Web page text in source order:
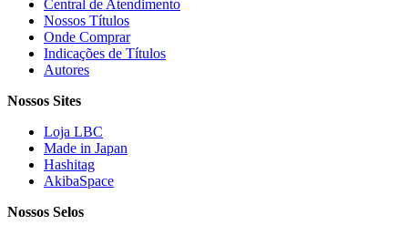
Central de Atendimento
Nossos Títulos
Onde Comprar
Indicações de Títulos
Autores
Nossos Sites
Loja LBC
Made in Japan
Hashitag
AkibaSpace
Nossos Selos